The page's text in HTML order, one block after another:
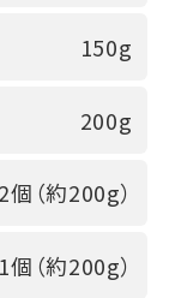
150g
200g
個（約200g）
1個（約200g）